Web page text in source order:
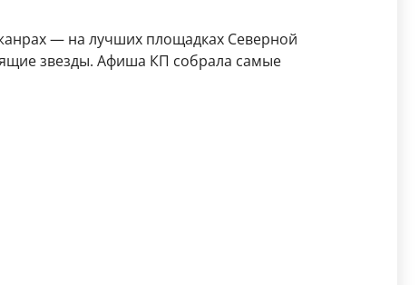
— на лучших площадках Северной
звезды. Афиша КП собрала самые